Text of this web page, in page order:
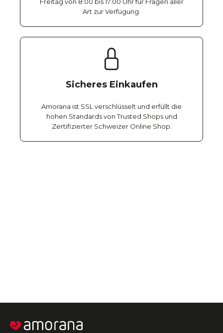
Art zur Verfügung.
Sicheres Einkaufen
Amorana ist SSL verschlüsselt und erfüllt die
hohen Standards von Trusted Shops und
Zertifizierter Schweizer Online Shop.